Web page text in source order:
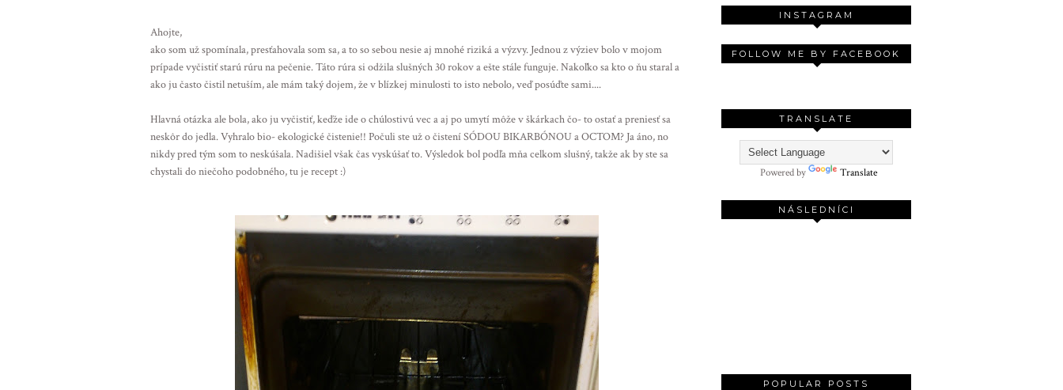
Ahojte,
ako som už spomínala, presťahovala som sa, a to so sebou nesie aj mnohé riziká a výzvy. Jednou z výziev bolo v mojom
prípade vyčistiť starú rúru na pečenie. Táto rúra si odžila slušných 30 rokov a ešte stále funguje. Nakoľko sa kto o ňu staral a
ako ju často čistil netuším, ale mám taký dojem, že v blízkej minulosti to isto nebolo, veď posúďte sami....
Hlavná otázka ale bola, ako ju vyčistiť, keďže ide o chúlostivú vec a aj po umytí môže v škárkach čo- to ostať a preniesť sa
neskôr do jedla. Vyhralo bio- ekologické čistenie!! Počuli ste už o čistení SÓDOU BIKARBÓNOU a OCTOM? Ja áno, no
nikdy pred tým som to neskúšala. Nadišiel však čas vyskúšať to. Výsledok bol podľa mňa celkom slušný, takže ak by ste sa
chystali do niečoho podobného, tu je recept :)
INSTAGRAM
FOLLOW ME BY FACEBOOK
TRANSLATE
Powered by Translate
NÁSLEDNÍCI
POPULAR POSTS